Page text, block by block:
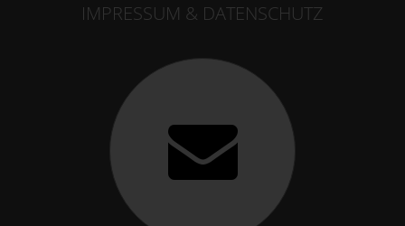
IMPRESSUM & DATENSCHUTZ